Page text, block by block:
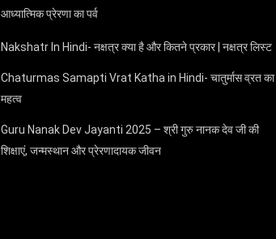
आध्यात्मिक प्रेरणा का पर्व
Nakshatr In Hindi- नक्षत्र क्या है और कितने प्रकार | नक्षत्र लिस्ट
Chaturmas Samapti Vrat Katha in Hindi- चातुर्मास व्रत का
महत्व
Guru Nanak Dev Jayanti 2025 – श्री गुरु नानक देव जी की
शिक्षाएं, जन्मस्थान और प्रेरणादायक जीवन